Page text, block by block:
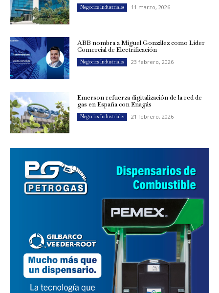
Negocios Industriales 11 marzo, 2026
ABB nombra a Miguel González como Líder
Comercial de Electrificación
Negocios Industriales 23 febrero, 2026
Emerson refuerza digitalización de la red de
gas en España con Enagás
Negocios Industriales 21 febrero, 2026